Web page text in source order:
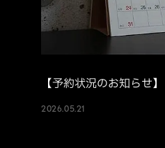
【予約状況のお知らせ】
2026.05.21